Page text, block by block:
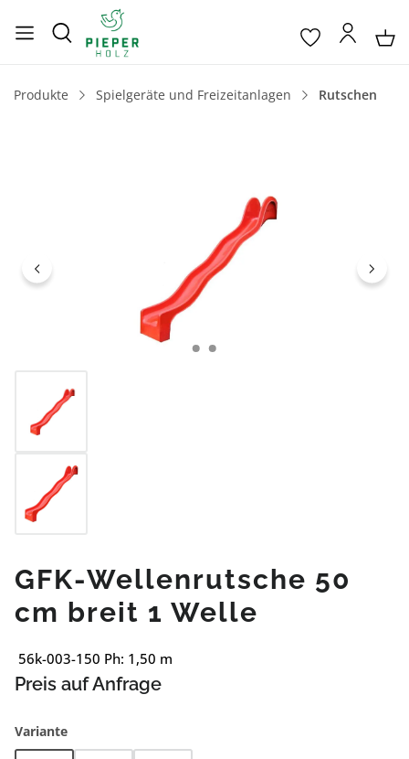
Produkte Spielgeräte und Freizeitanlagen Rutschen
GFK-Wellenrutsche 50
cm breit 1 Welle
56k-003-150 Ph: 1,50 m
Preis auf Anfrage
Varianteauswählen